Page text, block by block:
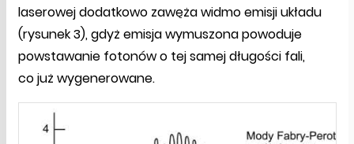
laserowej dodatkowo zawęża widmo emisji układu
(rysunek 3), gdyż emisja wymuszona powoduje
powstawanie fotonów o tej samej długości fali,
co już wygenerowane.